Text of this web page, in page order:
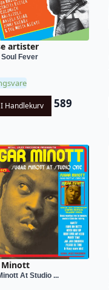
artister
Fever
Handlekurv 589
Minott
At Studio ...